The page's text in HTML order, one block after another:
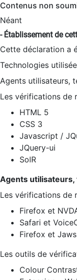
Contenus non
Néant
- Établissement de
Cette déclaration a
Technologies
Agents utilisateurs,
Les vérifications de
HTML 5
CSS 3
Javascript /
JQuery-ui
SolR
Agents utilisateurs,
Les vérifications de
Firefox et
Safari et
Firefox et
Les outils de
Colour